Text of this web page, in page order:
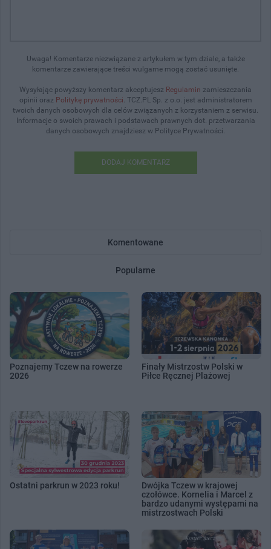
Uwaga! Komentarze niezwiązane z artykułem w tym dziale, a także
komentarze zawierające treści wulgarne mogą zostać usunięte.
Wysyłając powyższy komentarz akceptujesz Regulamin zamieszczania
opinii oraz Politykę prywatności. TCZ.PL Sp. z o.o. jest administratorem
twoich danych osobowych dla celów związanych z korzystaniem z serwisu.
Informacje o swoich prawach i podstawach prawnych dot. przetwarzania
danych osobowych znajdziesz w Polityce Prywatności.
DODAJ KOMENTARZ
Komentowane
Popularne
Poznajemy Tczew na rowerze
2026
Finały Mistrzostw Polski w
Piłce Ręcznej Plażowej
Ostatni parkrun w 2023 roku!
Dwójka Tczew w krajowej
czołówce. Kornelia i Marcel z
bardzo udanymi występami na
mistrzostwach Polski